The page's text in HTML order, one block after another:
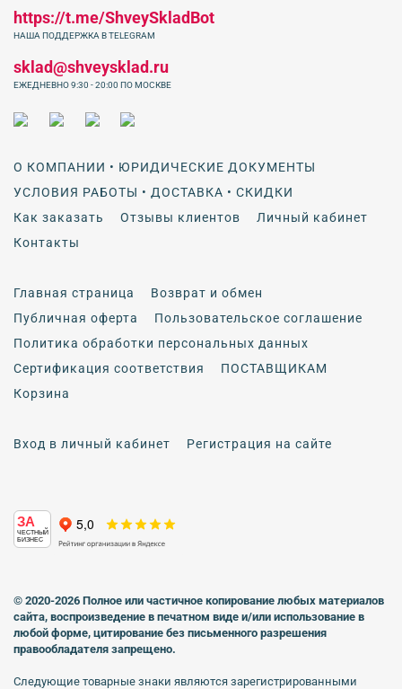
О КОМПАНИИ • ЮРИДИЧЕСКИЕ ДОКУМЕНТЫ
УСЛОВИЯ РАБОТЫ • ДОСТАВКА • СКИДКИ
Как заказать
Отзывы клиентов
Личный кабинет
Контакты
Главная страница
Возврат и обмен
Публичная оферта
Пользовательское соглашение
Политика обработки персональных данных
Сертификация соответствия
ПОСТАВЩИКАМ
Корзина
Вход в личный кабинет Регистрация на сайте
https://t.me/ShveySkladBot
НАША ПОДДЕРЖКА В TELEGRAM
sklad@shveysklad.ru
ЕЖЕДНЕВНО 9:30 - 20:00 ПО МОСКВЕ
ЗА
ЧЕСТНЫЙ
БИЗНЕС
© 2020-2026 Полное или частичное копирование любых материалов
сайта, воспроизведение в печатном виде и/или использование в
любой форме, цитирование без письменного разрешения
правообладателя запрещено.
Следующие товарные знаки являются зарегистрированными